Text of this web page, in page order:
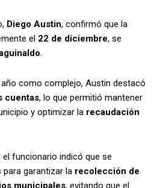
Diego Austin, confirmó que la
el 22 de diciembre, se
.
como complejo, Austin destacó
cuentas, lo que permitió mantener
y optimizar la recaudación
funcionario indicó que se
garantizar la recolección de
municipales, evitando que el